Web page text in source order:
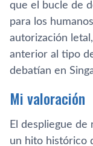
que el bucle de
para los
autorización
anterior al tipo
debatían en
Mi valoración
El despliegue
un hito histórico